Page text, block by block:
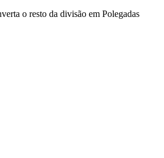
o resto da divisão em Polegadas